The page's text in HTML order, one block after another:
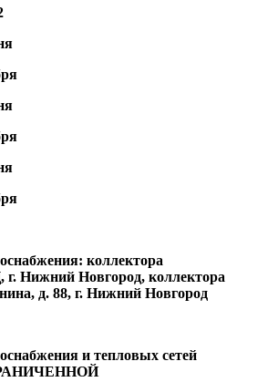
коллектора
г. Нижний Новгород, коллектора
д. 88, г. Нижний Новгород
и тепловых сетей